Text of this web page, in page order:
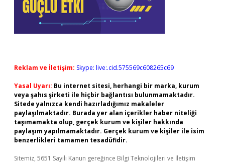
Reklam ve İletişim: Skype: live:.cid.575569c608265c69
Yasal Uyarı: Bu internet sitesi, herhangi bir marka, kurum
veya şahıs şirketi ile hiçbir bağlantısı bulunmamaktadır.
Sitede yalnızca kendi hazırladığımız makaleler
paylaşılmaktadır. Burada yer alan içerikler haber niteliği
taşımamakta olup, gerçek kurum ve kişiler hakkında
paylaşım yapılmamaktadır. Gerçek kurum ve kişiler ile isim
benzerlikleri tamamen tesadüfidir.
Sitemiz, 5651 Sayılı Kanun gereğince Bilgi Teknolojileri ve İletişim